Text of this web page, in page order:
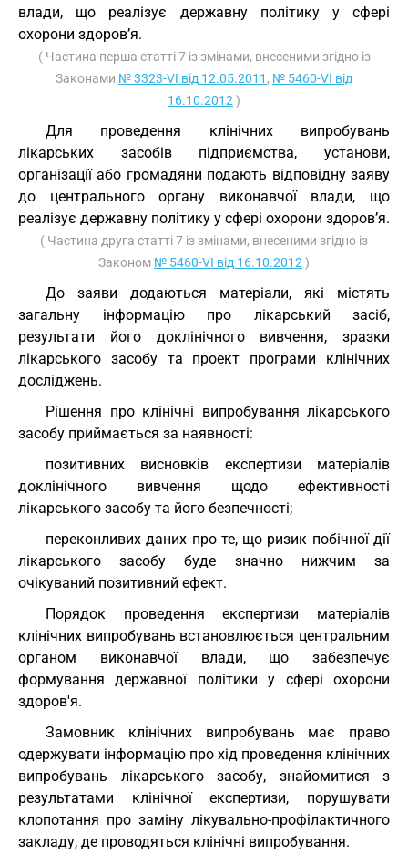
влади, що реалізує державну політику у сфері
охорони здоров’я.
( Частина перша статті 7 із змінами, внесеними згідно із
Законами № 3323-VI від 12.05.2011 , № 5460-VI від
16.10.2012 )
Для проведення клінічних випробувань
лікарських засобів підприємства, установи,
організації або громадяни подають відповідну заяву
до центрального органу виконавчої влади, що
реалізує державну політику у сфері охорони здоров’я.
( Частина друга статті 7 із змінами, внесеними згідно із
Законом № 5460-VI від 16.10.2012 )
До заяви додаються матеріали, які містять
загальну інформацію про лікарський засіб,
результати його доклінічного вивчення, зразки
лікарського засобу та проект програми клінічних
досліджень.
Рішення про клінічні випробування лікарського
засобу приймається за наявності:
позитивних висновків експертизи матеріалів
доклінічного вивчення щодо ефективності
лікарського засобу та його безпечності;
переконливих даних про те, що ризик побічної дії
лікарського засобу буде значно нижчим за
очікуваний позитивний ефект.
Порядок проведення експертизи матеріалів
клінічних випробувань встановлюється центральним
органом виконавчої влади, що забезпечує
формування державної політики у сфері охорони
здоров'я.
Замовник клінічних випробувань має право
одержувати інформацію про хід проведення клінічних
випробувань лікарського засобу, знайомитися з
результатами клінічної експертизи, порушувати
клопотання про заміну лікувально-профілактичного
закладу, де проводяться клінічні випробування.